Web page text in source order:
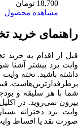
18,700 تومان
مشاهده محصول
راهنمای خرید
قبل از اقدام به خرید
وایت برد بیشتر آشنا
داشته باشید. تخته
پرطرفدارترین‌هاست.
شما با هر سلیقه و
بیرون نمی‌روید. در
وایت برد دخترانه
صورت نقد یا اقساط وایت